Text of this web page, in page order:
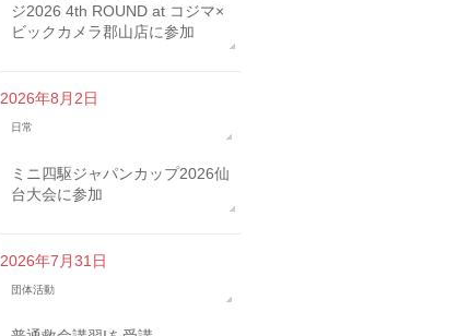
ジ2026 4th ROUND at コジマ×
ビックカメラ郡山店に参加
2026年8月2日
日常
ミニ四駆ジャパンカップ2026仙
台大会に参加
2026年7月31日
団体活動